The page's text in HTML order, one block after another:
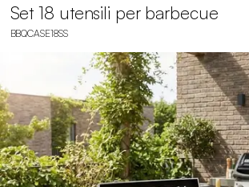
Set 18 utensili per barbecue
BBQCASE18SS